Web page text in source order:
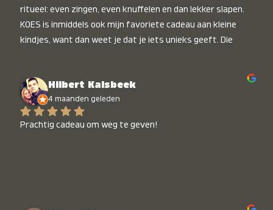
ritueel: even zingen, even knuffelen en dan lekker slapen.
KOES is inmiddels ook mijn favoriete cadeau aan kleine
kindjes, want dan weet je dat je iets unieks geeft. Die
Hilbert Kalsbeek
4 maanden geleden
Prachtig cadeau om weg te geven!